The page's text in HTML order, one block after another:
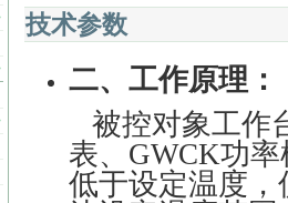
技术参数
二、工作原理：
被控对象工作
表、 GWCK功率
低于设定温度